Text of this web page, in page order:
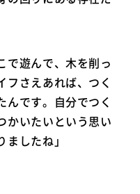
で遊んで、木を削っ
フさえあれば、つく
んです。自分でつく
かいたいという思い
したね」